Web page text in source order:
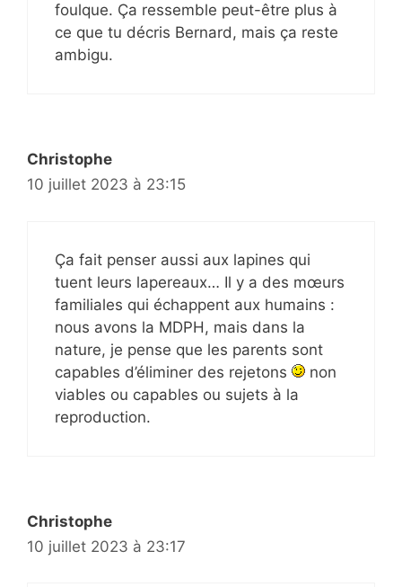
foulque. Ça ressemble peut-être plus à
ce que tu décris Bernard, mais ça reste
ambigu.
Christophe
10 juillet 2023 à 23:15
Ça fait penser aussi aux lapines qui
tuent leurs lapereaux… Il y a des mœurs
familiales qui échappent aux humains :
nous avons la MDPH, mais dans la
nature, je pense que les parents sont
capables d’éliminer des rejetons
non
viables ou capables ou sujets à la
reproduction.
Christophe
10 juillet 2023 à 23:17